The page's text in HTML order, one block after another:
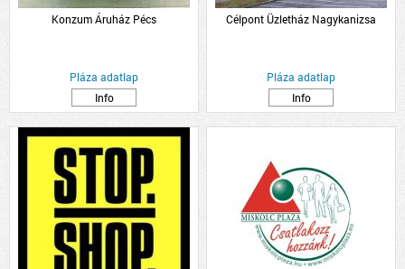
Konzum Áruház Pécs
Pláza adatlap
Info
Célpont Üzletház Nagykanizsa
Pláza adatlap
Info